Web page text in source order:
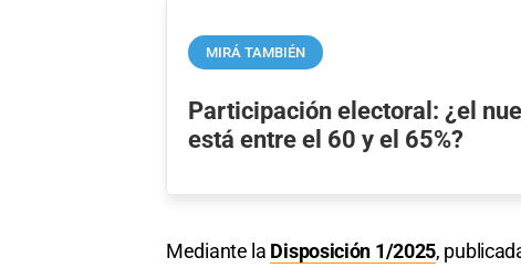
MIRÁ TAMBIÉN
Participación electoral: ¿el
está entre el 60 y el 65%?
Mediante la Disposición 1/2025,